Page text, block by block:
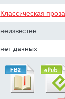
Классическая проза
неизвестен
нет данных